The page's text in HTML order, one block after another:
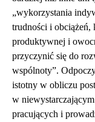
„wykorzystania
trudności i obciążeń,
produktywnej i
przyczynić się do
wspólnoty”.
istotny w obliczu
w
pracujących i